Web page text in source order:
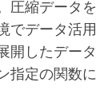
圧縮データ
でデータ活
開したデー
指定の関数